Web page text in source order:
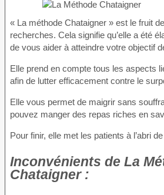
« La méthode Chataigner » est le fruit
recherches. Cela signifie qu’elle a été
de vous aider à atteindre votre objectif
Elle prend en compte tous les aspects
afin de lutter efficacement contre le
Elle vous permet de maigrir sans
pouvez manger des repas riches en
Pour finir, elle met les patients à l’abri
Inconvénients de La
Chataigner :